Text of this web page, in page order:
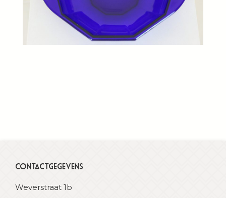
Contactgegevens
Weverstraat 1b